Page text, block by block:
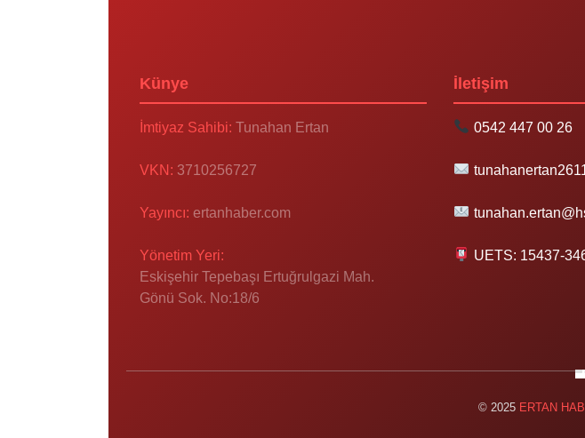
Künye
İmtiyaz Sahibi: Tunahan Ertan
VKN: 3710256727
Yayıncı: ertanhaber.com
Yönetim Yeri:
Eskişehir Tepebaşı Ertuğrulgazi Mah.
Gönü Sok. No:18/6
İletişim
0542 447 00 26
UETS: 15437-
© 2025 ERTAN